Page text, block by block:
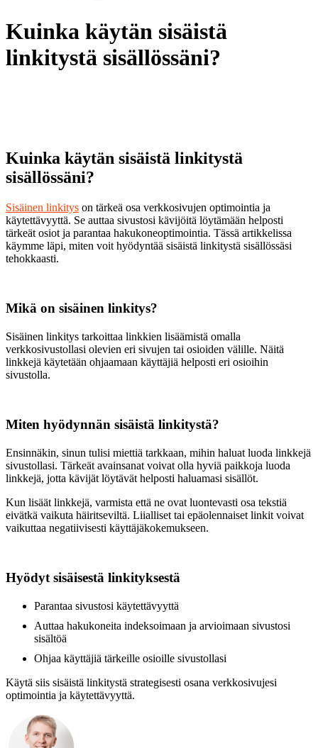
Kuinka käytän sisäistä
linkitystä sisällössäni?
Kuinka käytän sisäistä linkitystä
sisällössäni?
Sisäinen linkitys on tärkeä osa verkkosivujen optimointia ja
käytettävyyttä. Se auttaa sivustosi kävijöitä löytämään helposti
tärkeät osiot ja parantaa hakukoneoptimointia. Tässä artikkelissa
käymme läpi, miten voit hyödyntää sisäistä linkitystä sisällössäsi
tehokkaasti.
Mikä on sisäinen linkitys?
Sisäinen linkitys tarkoittaa linkkien lisäämistä omalla
verkkosivustollasi olevien eri sivujen tai osioiden välille. Näitä
linkkejä käytetään ohjaamaan käyttäjiä helposti eri osioihin
sivustolla.
Miten hyödynnän sisäistä linkitystä?
Ensinnäkin, sinun tulisi miettiä tarkkaan, mihin haluat luoda linkkejä
sivustollasi. Tärkeät avainsanat voivat olla hyviä paikkoja luoda
linkkejä, jotta kävijät löytävät helposti haluamasi sisällöt.
Kun lisäät linkkejä, varmista että ne ovat luontevasti osa tekstiä
eivätkä vaikuta häiritseviltä. Liialliset tai epäolennaiset linkit voivat
vaikuttaa negatiivisesti käyttäjäkokemukseen.
Hyödyt sisäisestä linkityksestä
Parantaa sivustosi käytettävyyttä
Auttaa hakukoneita indeksoimaan ja arvioimaan sivustosi
sisältöä
Ohjaa käyttäjiä tärkeille osioille sivustollasi
Käytä siis sisäistä linkitystä strategisesti osana verkkosivujesi
optimointia ja käytettävyyttä.